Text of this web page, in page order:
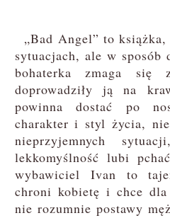
„Bad Angel” to
sytuacjach, ale w sposób
bohaterka zmaga się
doprowadziły ją na
powinna dostać po
charakter i styl życia,
nieprzyjemnych
lekkomyślność lubi
wybawiciel Ivan to
chroni kobietę i chce
nie rozumnie postawy